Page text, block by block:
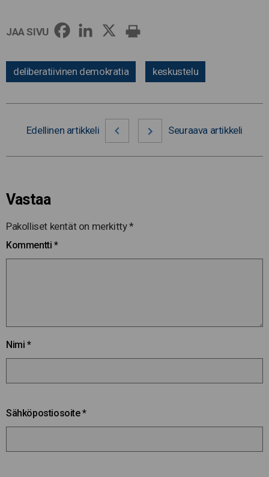
JAA SIVU
deliberatiivinen demokratia keskustelu
Edellinen artikkeli Seuraava artikkeli
Vastaa
Pakolliset kentät on merkitty*
Kommentti *
Nimi *
Sähköpostiosoite*